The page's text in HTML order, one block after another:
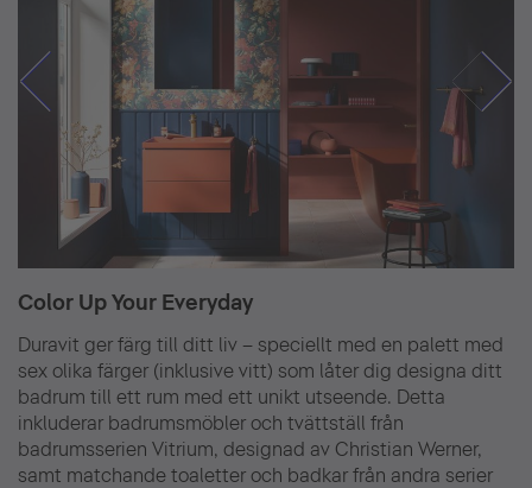
Color Up Your Everyday
Duravit ger färg till ditt liv – speciellt med en palett med
sex olika färger (inklusive vitt) som låter dig designa ditt
badrum till ett rum med ett unikt utseende. Detta
inkluderar badrumsmöbler och tvättställ från
badrumsserien Vitrium, designad av Christian Werner,
samt matchande toaletter och badkar från andra serier